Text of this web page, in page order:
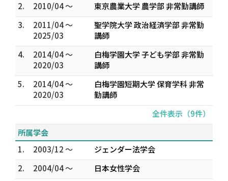
2.
2010/04 ～
東京農業大学 農学部 非常勤講師
3.
2011/04 ～
2025/03
聖学院大学 政治経済学部 非常勤
講師
4.
2014/04 ～
2020/03
白梅学園大学 子ども学部 非常勤
講師
5.
2014/04 ～
2020/03
白梅学園短期大学 保育学科 非常
勤講師
全件表示（9件）
所属学会
1.
2003/12 ～
ジェンダー法学会
2.
2004/04 ～
日本女性学会